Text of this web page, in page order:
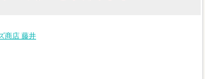
商店 藤井